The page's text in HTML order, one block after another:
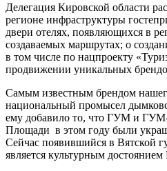
Делегация Кировской области
регионе инфраструктуры
двери отелях, появляющихся в
создаваемых маршрутах; о
в том числе по нацпроекту
продвижении уникальных
Самым известным брендом
национальный промысел
ему добавило то, что ГУМ и
Площади в этом году были
Сейчас появившийся в Вятской
является культурным достоянием